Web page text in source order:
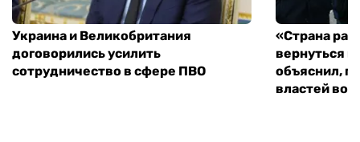
Украина и Великобритания
договорились усилить
сотрудничество в сфере ПВО
«Страна
вернуться
объяснил,
властей